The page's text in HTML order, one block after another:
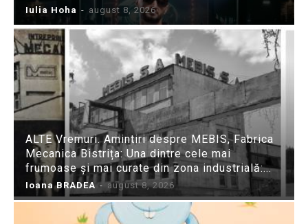
Iulia Hoha - august 8, 2026
ALTE Vremuri. Amintiri despre MEBIS, Fabrica
Mecanica Bistrița: Una dintre cele mai
frumoase și mai curate din zona industrială:...
Ioana BRADEA - august 8, 2026